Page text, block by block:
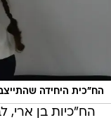
הח"כית היחידה
הח"כיות בן ארי,